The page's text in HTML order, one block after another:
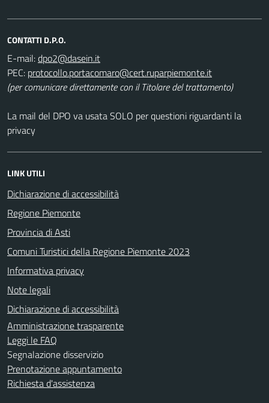
CONTATTI D.P.O.
E-mail:
PEC:
(per comunicare direttamente con il Titolare del trattamento)
La mail del DPO va usata SOLO per questioni riguardanti la
privacy
LINK UTILI
Dichiarazione di accessibilità
Regione Piemonte
Provincia di Asti
Comuni Turistici della Regione Piemonte 2023
Informativa privacy
Note legali
Dichiarazione di accessibilità
Amministrazione trasparente
Leggi le FAQ
Segnalazione disservizio
Prenotazione appuntamento
Richiesta d'assistenza